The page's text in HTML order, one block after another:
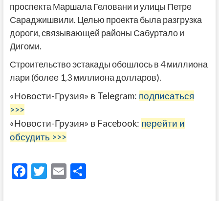
проспекта Маршала Геловани и улицы Петре
Сараджишвили. Целью проекта была разгрузка
дороги, связывающей районы Сабуртало и
Дигоми.
Строительство эстакады обошлось в 4 миллиона
лари (более 1,3 миллиона долларов).
«Новости-Грузия» в Telegram: подписаться
>>>
«Новости-Грузия» в Facebook: перейти и
обсудить >>>
F T E О